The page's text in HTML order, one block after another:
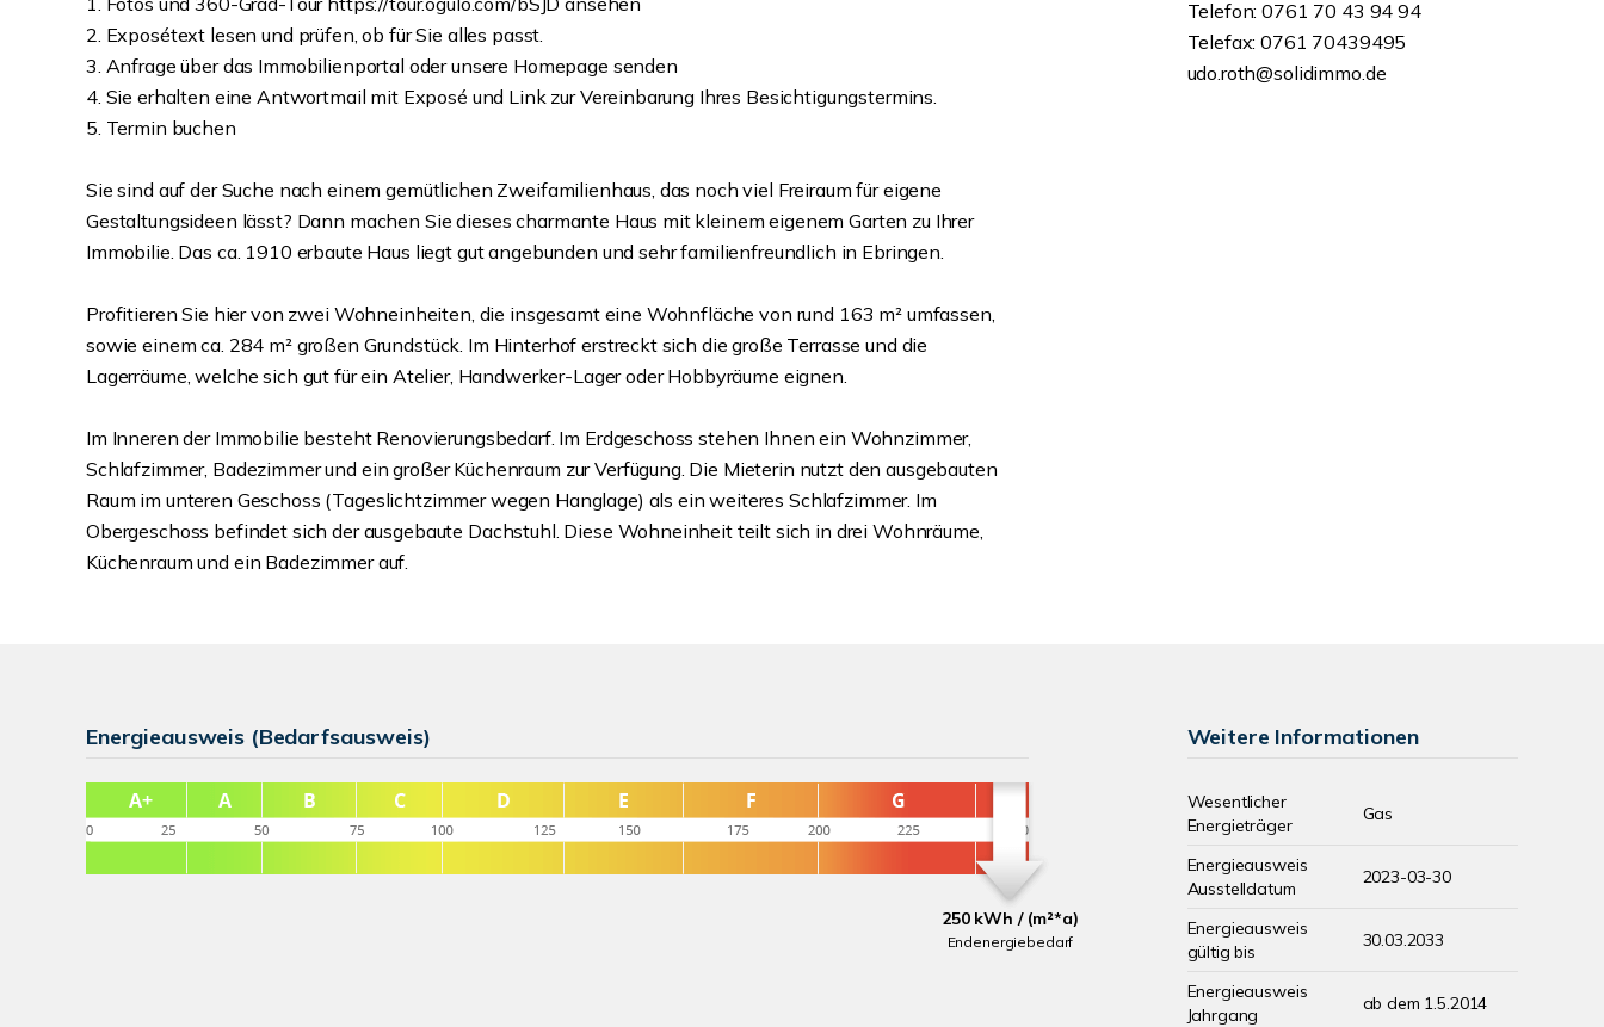
2. Exposétext lesen und prüfen, ob für Sie alles passt.
3. Anfrage über das Immobilienportal oder unsere Homepage senden
4. Sie erhalten eine Antwortmail mit Exposé und Link zur Vereinbarung Ihres Besichtigungstermins.
5. Termin buchen
Sie sind auf der Suche nach einem gemütlichen Zweifamilienhaus, das noch viel Freiraum für eigene
Gestaltungsideen lässt? Dann machen Sie dieses charmante Haus mit kleinem eigenem Garten zu Ihrer
Immobilie. Das ca. 1910 erbaute Haus liegt gut angebunden und sehr familienfreundlich in Ebringen.
Profitieren Sie hier von zwei Wohneinheiten, die insgesamt eine Wohnfläche von rund 163 m² umfassen,
sowie einem ca. 284 m² großen Grundstück. Im Hinterhof erstreckt sich die große Terrasse und die
Lagerräume, welche sich gut für ein Atelier, Handwerker-Lager oder Hobbyräume eignen.
Im Inneren der Immobilie besteht Renovierungsbedarf. Im Erdgeschoss stehen Ihnen ein Wohnzimmer,
Schlafzimmer, Badezimmer und ein großer Küchenraum zur Verfügung. Die Mieterin nutzt den ausgebauten
Raum im unteren Geschoss (Tageslichtzimmer wegen Hanglage) als ein weiteres Schlafzimmer. Im
Obergeschoss befindet sich der ausgebaute Dachstuhl. Diese Wohneinheit teilt sich in drei Wohnräume,
Küchenraum und ein Badezimmer auf.
Telefon: 0761 70 43 94 94
Telefax: 0761 70439495
udo.roth@solidimmo.de
Energieausweis (Bedarfsausweis)
250 kWh / (m²*a)
Endenergiebedarf
Weitere Informationen
Wesentlicher
Energieträger
Gas
Energieausweis
Ausstelldatum
2023-03-30
Energieausweis
gültig bis
30.03.2033
Energieausweis
Jahrgang
ab dem 1.5.2014